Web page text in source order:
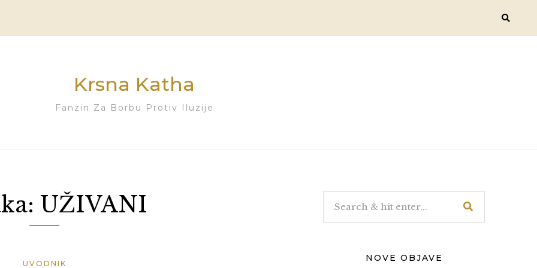
Krsna Katha
Fanzin Za Borbu Protiv Iluzije
UŽIVANI
UVODNIK
NOVE OBJAVE